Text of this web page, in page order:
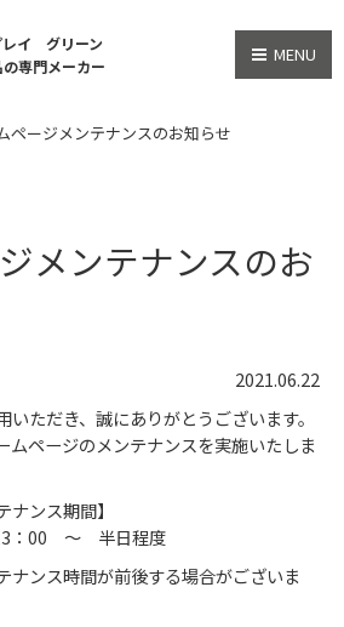
レイ グリーン
専門メーカー
MENU
ページメンテナンスのお知らせ
メンテナンスのお
2021.06.22
ただき、誠にありがとうございます。
ムページのメンテナンスを実施いたしま
ンス期間】
：00 ～ 半日程度
ンス時間が前後する場合がございま